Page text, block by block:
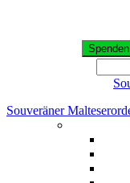
Spenden
Souveräner